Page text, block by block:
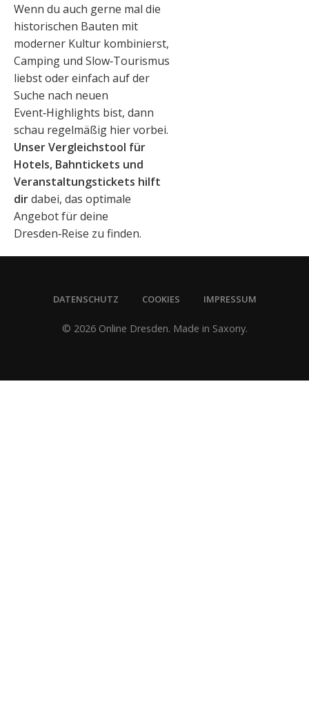
Wenn du auch gerne mal die
historischen Bauten mit
moderner Kultur kombinierst,
Camping und Slow‑Tourismus
liebst oder einfach auf der
Suche nach neuen
Event‑Highlights bist, dann
schau regelmäßig hier vorbei.
Unser Vergleichstool für
Hotels, Bahntickets und
Veranstaltungstickets hilft
dirdabei, das optimale
Angebot für deine
Dresden‑Reise zu finden.
DATENSCHUTZ COOKIES IMPRESSUM
© 2026 Online Dresden. Made in Saxony.